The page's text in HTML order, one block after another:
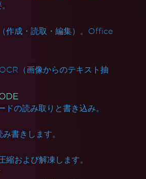
ドが失敗
Runデプロイメント
Dockerでのlibnss3エラー
.NET 8 Chromiumバイナリ
プロイメントでの依存関係の欠如
フォルダーサイズを削減する
Linux ARM64
Server Core Container
CustomDeploymentDirectory
/ Flex / CSS
ランとティア
リングが遅い
ーニング
作成・読取・編集）。Office
（画像からのテキスト抽
ドの読み取りと書き込み。
書きします。
縮および解凍します。